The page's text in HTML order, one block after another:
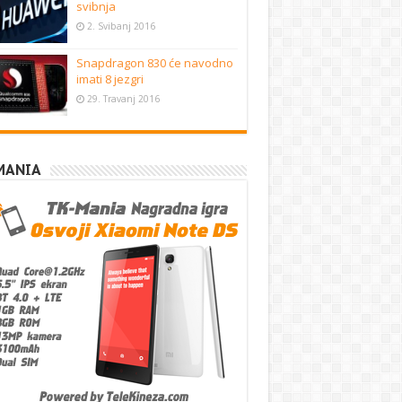
svibnja
2. Svibanj 2016
Snapdragon 830 će navodno
imati 8 jezgri
29. Travanj 2016